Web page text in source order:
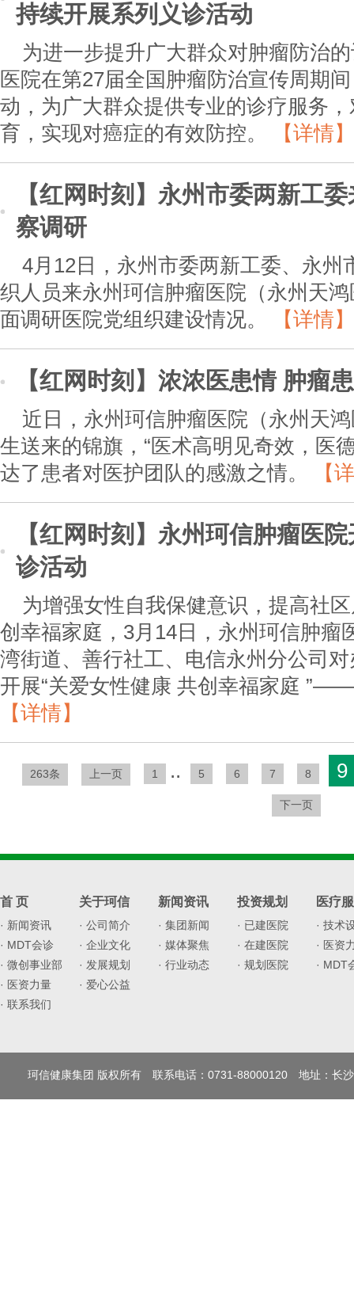
持续开展系列义诊活动
为进一步提升广大群众对肿瘤防治
医院在第27届全国肿瘤防治宣传周期
动，为广大群众提供专业的诊疗服务
育，实现对癌症的有效防控。
【详情】
【红网时刻】永州市委两新工
察调研
4月12日，永州市委两新工委、永州
织人员来永州珂信肿瘤医院（永州天
面调研医院党组织建设情况。
【详情】
【红网时刻】浓浓医患情 肿瘤
近日，永州珂信肿瘤医院（永州天
生送来的锦旗，“医术高明见奇效，医
达了患者对医护团队的感激之情。
【
【红网时刻】永州珂信肿瘤医
诊活动
为增强女性自我保健意识，提高社
创幸福家庭，3月14日，永州珂信肿瘤
湾街道、善行社工、电信永州分公司
开展“关爱女性健康 共创幸福家庭
【详情】
263条 上一页 1 .. 5 6 7 8 9
下一页
首 页
· 新闻资讯
· MDT会诊
· 微创事业部
· 医资力量
· 联系我们
关于珂信
· 公司简介
· 企业文化
· 发展规划
· 爱心公益
新闻资讯
· 集团新闻
· 媒体聚焦
· 行业动态
投资规划
· 已建医院
· 在建医院
· 规划医院
医疗
· 技术
· 医资
· MDT
珂信健康集团 版权所有 联系电话：0731-88000120 地址：